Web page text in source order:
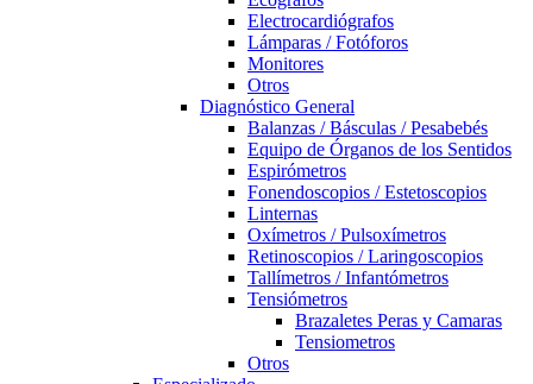
Electrocardiógrafos
Lámparas / Fotóforos
Monitores
Otros
Diagnóstico General
Balanzas / Básculas / Pesabebés
Equipo de Órganos de los Sentidos
Espirómetros
Fonendoscopios / Estetoscopios
Linternas
Oxímetros / Pulsoxímetros
Retinoscopios / Laringoscopios
Tallímetros / Infantómetros
Tensiómetros
Brazaletes Peras y Camaras
Tensiometros
Otros